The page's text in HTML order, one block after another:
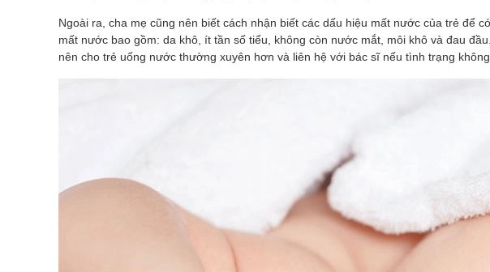
Ngoài ra, cha mẹ cũng nên biết cách nhận biết các dấu hiệu mất nước của trẻ để
mất nước bao gồm: da khô, ít tần số tiểu, không còn nước mắt, môi khô và đau
nên cho trẻ uống nước thường xuyên hơn và liên hệ với bác sĩ nếu tình trạng không